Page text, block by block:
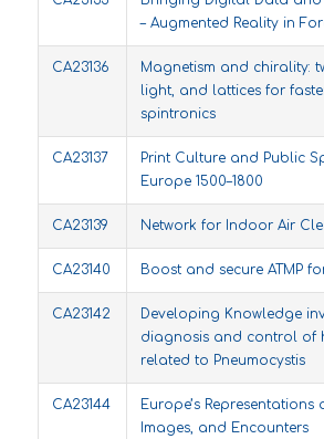
– Augmented Reality in
CA23136
Magnetism and chirality:
light, and lattices for
spintronics
CA23137
Print Culture and Public
Europe 1500–1800
CA23139 Network for Indoor Air
CA23140 Boost and secure ATMP
CA23142
Developing Knowledge
diagnosis and control of
related to Pneumocystis
CA23144
Europe’s Representations
Images, and Encounters